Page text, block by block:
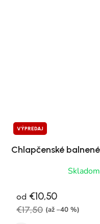
VÝPREDAJ
Chlapčenské
Skladom
od €10,50
€17,50 (až –40 %)